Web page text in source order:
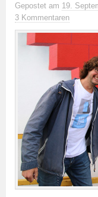
Gepostet am 19.
3 Kommentaren